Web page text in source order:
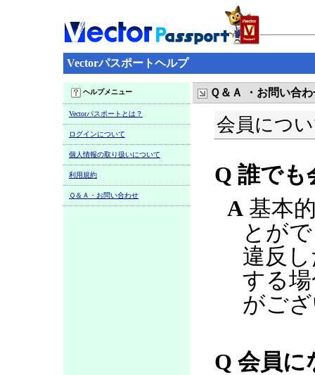
Vectorパスポートヘルプ
ヘルプメニュー
Vectorパスポートとは？
ログインについて
個人情報の取り扱いについて
利用規約
Ｑ＆Ａ・お問い合わせ
Ｑ＆Ａ ・お問い合
会員につ
Q 誰でも
A 基本
とが
違反
する
がご
Q 会員に